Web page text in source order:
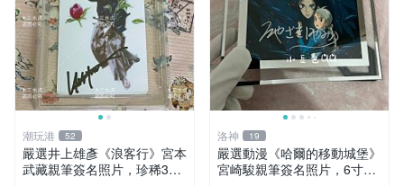
潮玩港 52
嚴選井上雄彥《浪客行》宮本
武藏親筆簽名照片，珍稀3英
洛神 19
嚴選動漫《哈爾的移動城堡》
宮崎駿親筆簽名照片，6寸含